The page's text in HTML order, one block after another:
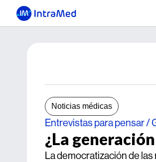
Noticias médicas
Entrevistas para pensar /
¿La
La democratización de